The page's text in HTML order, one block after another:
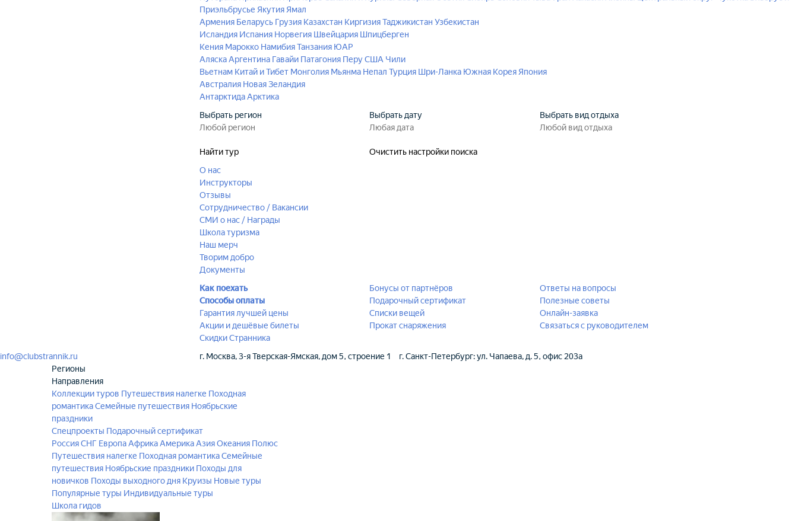
Приэльбрусье Якутия Ямал
Армения Беларусь Грузия Казахстан КиргизияТаджикистан Узбекистан
Исландия Испания Норвегия Швейцария Шпицберген
Кения Марокко НамибияТанзания ЮАР
АляскаАргентина Гавайи Патагония Перу США Чили
Вьетнам Китай и Тибет Монголия Мьянма Непал Турция Шри-Ланка Южная Корея Япония
Австралия Новая Зеландия
АнтарктидаАрктика
Выбрать регион
Выбрать дату Выбрать вид отдыха
Найти тур
Очистить настройки поиска
О нас
Инструкторы
Отзывы
Сотрудничество / Вакансии
СМИ о нас / Награды
Школа туризма
Наш мерч
Творим добро
Документы
Как поехать
Способы оплаты
Гарантия лучшей цены
Акции и дешёвые билеты
Скидки Странника
Бонусы от партнёров
Подарочный сертификат
Списки вещей
Прокат снаряжения
Ответы на вопросы
Полезные советы
Онлайн-заявка
Связаться с руководителем
info@clubstrannik.ru г. Москва, 3-я Тверская-Ямская, дом 5, строение 1
г. Санкт-Петербург: ул. Чапаева, д. 5, офис 203а
Регионы
Направления
Коллекции туров Путешествия налегке Походная
романтикаСемейные путешествия Ноябрьские
праздники
Спецпроекты Подарочный сертификат
РоссияСНГ ЕвропаАфрикаАмерикаАзияОкеания Полюс
Путешествия налегке Походная романтикаСемейные
путешествия Ноябрьские праздники Походы для
новичков Походы выходного дня Круизы Новые туры
Популярные туры Индивидуальные туры
Школа гидов